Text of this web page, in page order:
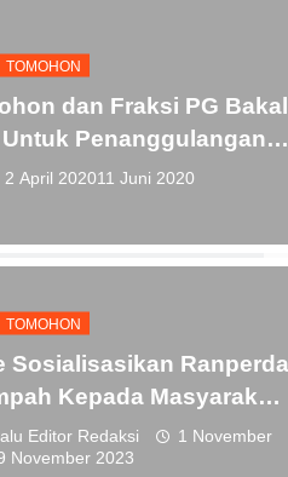
TOMOHON
dan Fraksi PG Bakal
Penanggulangan
19
2 April 202011 Juni 2020
TOMOHON
Sosialisasikan Ranperda
Kepada Masyarakat
TomUt
Editor Redaksi
1 November
November 2023